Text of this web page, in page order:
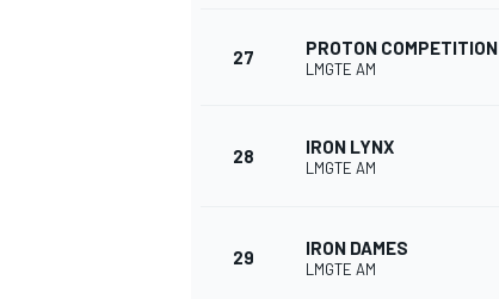
27 PROTON COMPETITION
LMGTE AM
28 IRON LYNX
LMGTE AM
29 IRON DAMES
LMGTE AM